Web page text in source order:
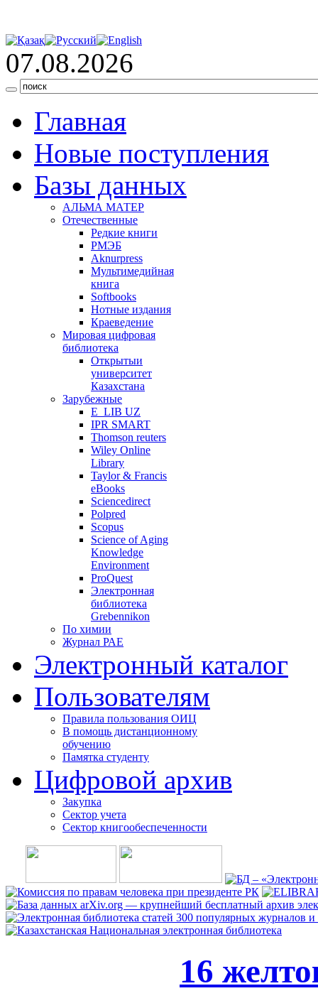
07.08.2026
Главная
Новые поступления
Базы данных
АЛЬМА МАТЕР
Отечественные
Редкие книги
РМЭБ
Аknurpress
Мультимедийная
книга
Softbooks
Нотные издания
Краеведение
Мировая цифровая
библиотека
Открытыи
университет
Казахстана
Зарубежные
E_LIB UZ
IPR SMART
Thomson reuters
Wiley Online
Library
Taylor & Francis
eBooks
Sciencedirect
Polpred
Scopus
Science of Aging
Knowledge
Environment
ProQuest
Электронная
библиотека
Grebennikon
По химии
Журнал РАЕ
Электронный каталог
Пользователям
Правила пользования ОИЦ
В помощь дистанционному
обучению
Памятка студенту
Цифровой архив
Закупка
Сектор учета
Сектор книгообеспеченности
16